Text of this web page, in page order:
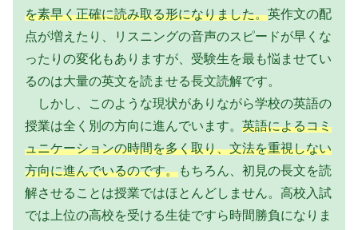
を素早く正確に読み取る形になりました。英作文の配
点が増えたり、リスニングの音声のスピードが早くな
ったりの変化もありますが、受験生を最も悩ませてい
るのは大量の英文を読ませる長文読解です。
しかし、このような現状がありながら学校の英語の
授業は全く別の方向に進んでいます。 英語によるコミ
ュニケーションの時間を多く取り、文法を重視しない
方向に進んでいるのです。もちろん、初見の長文を読
解させることは授業ではほとんどしません。高校入試
では上位の高校を受ける生徒ですら時間勝負になりま